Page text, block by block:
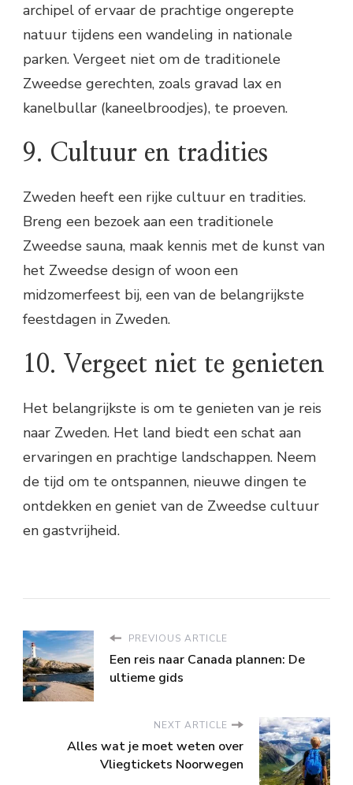
archipel of ervaar de prachtige ongerepte
natuur tijdens een wandeling in nationale
parken. Vergeet niet om de traditionele
Zweedse gerechten, zoals gravad lax en
kanelbullar (kaneelbroodjes), te proeven.
9. Cultuur en tradities
Zweden heeft een rijke cultuur en tradities.
Breng een bezoek aan een traditionele
Zweedse sauna, maak kennis met de kunst van
het Zweedse design of woon een
midzomerfeest bij, een van de belangrijkste
feestdagen in Zweden.
10. Vergeet niet te genieten
Het belangrijkste is om te genieten van je reis
naar Zweden. Het land biedt een schat aan
ervaringen en prachtige landschappen. Neem
de tijd om te ontspannen, nieuwe dingen te
ontdekken en geniet van de Zweedse cultuur
en gastvrijheid.
PREVIOUS ARTICLE
Een reis naar Canada plannen: De
ultieme gids
NEXT ARTICLE
Alles wat je moet weten over
Vliegtickets Noorwegen